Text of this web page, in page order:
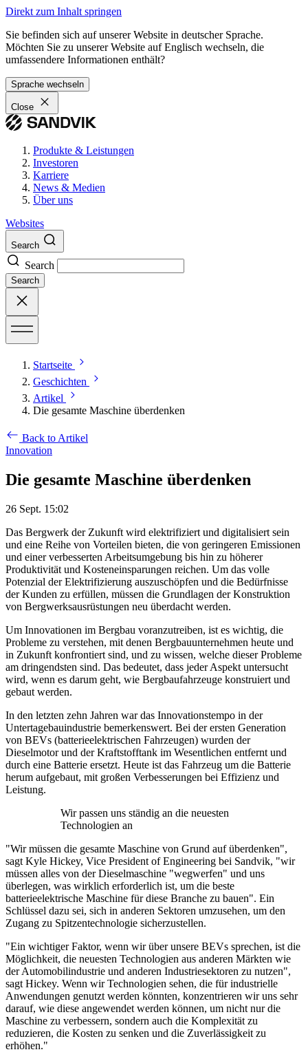
Direkt zum Inhalt springen
Sie befinden sich auf unserer Website in deutscher Sprache.
Möchten Sie zu unserer Website auf Englisch wechseln, die
umfassendere Informationen enthält?
Sprache wechseln
Close
Produkte & Leistungen
Investoren
Karriere
News & Medien
Über uns
Websites
Search
Search
Search
Startseite
Geschichten
Artikel
Die gesamte Maschine überdenken
Back to Artikel
Innovation
Die gesamte Maschine überdenken
26 Sept. 15:02
Das Bergwerk der Zukunft wird elektrifiziert und digitalisiert sein
und eine Reihe von Vorteilen bieten, die von geringeren Emissionen
und einer verbesserten Arbeitsumgebung bis hin zu höherer
Produktivität und Kosteneinsparungen reichen. Um das volle
Potenzial der Elektrifizierung auszuschöpfen und die Bedürfnisse
der Kunden zu erfüllen, müssen die Grundlagen der Konstruktion
von Bergwerksausrüstungen neu überdacht werden.
Um Innovationen im Bergbau voranzutreiben, ist es wichtig, die
Probleme zu verstehen, mit denen Bergbauunternehmen heute und
in Zukunft konfrontiert sind, und zu wissen, welche dieser Probleme
am dringendsten sind. Das bedeutet, dass jeder Aspekt untersucht
wird, wenn es darum geht, wie Bergbaufahrzeuge konstruiert und
gebaut werden.
In den letzten zehn Jahren war das Innovationstempo in der
Untertagebauindustrie bemerkenswert. Bei der ersten Generation
von BEVs (batterieelektrischen Fahrzeugen) wurden der
Dieselmotor und der Kraftstofftank im Wesentlichen entfernt und
durch eine Batterie ersetzt. Heute ist das Fahrzeug um die Batterie
herum aufgebaut, mit großen Verbesserungen bei Effizienz und
Leistung.
Wir passen uns ständig an die neuesten
Technologien an
"Wir müssen die gesamte Maschine von Grund auf überdenken",
sagt Kyle Hickey, Vice President of Engineering bei Sandvik, "wir
müssen alles von der Dieselmaschine "wegwerfen" und uns
überlegen, was wirklich erforderlich ist, um die beste
batterieelektrische Maschine für diese Branche zu bauen". Ein
Schlüssel dazu sei, sich in anderen Sektoren umzusehen, um den
Zugang zu Spitzentechnologie sicherzustellen.
"Ein wichtiger Faktor, wenn wir über unsere BEVs sprechen, ist die
Möglichkeit, die neuesten Technologien aus anderen Märkten wie
der Automobilindustrie und anderen Industriesektoren zu nutzen",
sagt Hickey. Wenn wir Technologien sehen, die für industrielle
Anwendungen genutzt werden könnten, konzentrieren wir uns sehr
darauf, wie diese angewendet werden können, um nicht nur die
Maschine zu verbessern, sondern auch die Komplexität zu
reduzieren, die Kosten zu senken und die Zuverlässigkeit zu
erhöhen."